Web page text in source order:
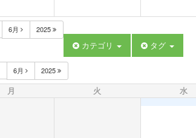
6月 2025
カテゴリ タグ
6月 2025
月 火 水